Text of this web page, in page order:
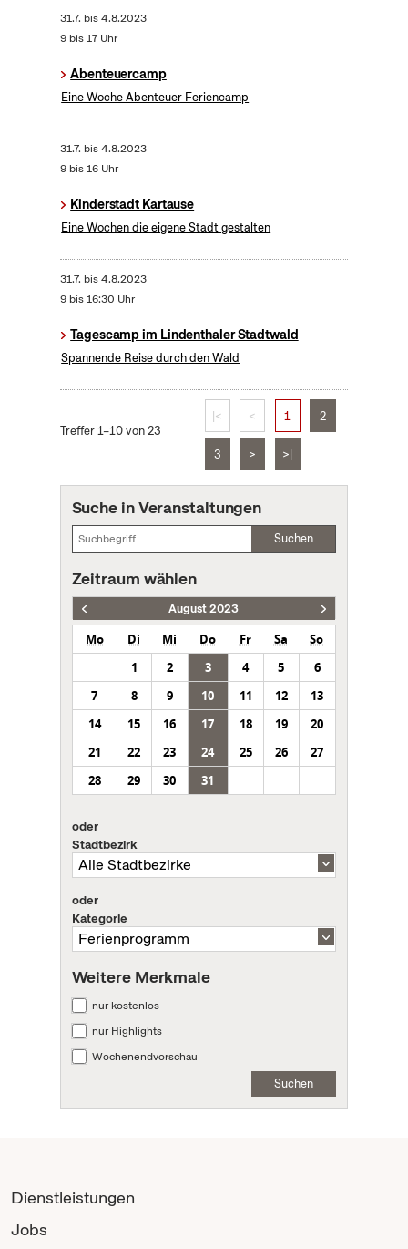
31.7. bis4.8.2023
9 bis 17 Uhr
Abenteuercamp
Eine Woche Abenteuer Feriencamp
31.7. bis4.8.2023
9 bis 16 Uhr
Kinderstadt Kartause
Eine Wochen die eigene Stadt gestalten
31.7. bis4.8.2023
9 bis 16:30 Uhr
Tagescamp im Lindenthaler Stadtwald
Spannende Reise durch den Wald
Treffer 1–10 von 23
|< < 1 2
3 > >|
Suche in Veranstaltungen
Suchen
Zeitraum wählen
August 2023
Mo Di Mi Do Fr Sa
So
1
2 3 4 5
6
7
8 9 10 11 12
13
14
15 16 17 18 19
20
21
22 23 24 25 26
27
28
29 30 31
oder
Stadtbezirk
oder
Kategorie
Weitere Merkmale
nur kostenlos
nur Highlights
Wochenendvorschau
Suchen
Dienstleistungen
Jobs